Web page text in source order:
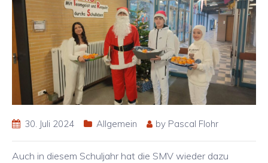
30. Juli 2024 Allgemein by Pascal Flohr
Auch in diesem Schuljahr hat die SMV wieder dazu